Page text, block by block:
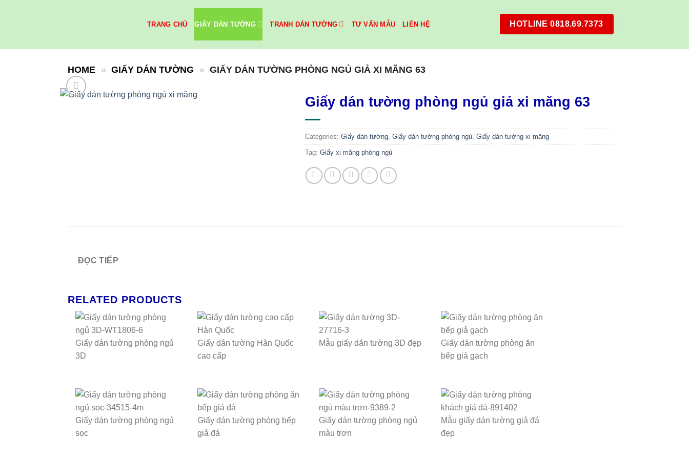
TRANG CHỦ GIẤY DÁN TƯỜNG TRANH DÁN TƯỜNG TƯ VẤN MẪU LIÊN HỆ HOTLINE 0818.69.7373
HOME » GIẤY DÁN TƯỜNG » GIẤY DÁN TƯỜNG PHÒNG NGỦ GIẢ XI MĂNG 63
Giấy dán tường phòng ngủ giả xi măng 63
Categories: Giấy dán tường, Giấy dán tường phòng ngủ, Giấy dán tường xi măng
Tag: Giấy xi măng phòng ngủ
ĐỌC TIẾP
RELATED PRODUCTS
Giấy dán tường phòng ngủ
3D
Giấy dán tường Hàn Quốc
cao cấp
Mẫu giấy dán tường 3D đẹp
Giấy dán tường phòng ăn
bếp giả gạch
Giấy dán tường phòng ngủ
sọc
Giấy dán tường phòng bếp
giả đá
Giấy dán tường phòng ngủ
màu trơn
Mẫu giấy dán tường giả đá
đẹp